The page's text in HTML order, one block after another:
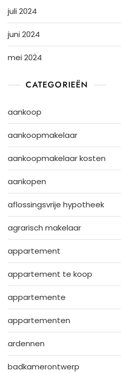
juli 2024
juni 2024
mei 2024
CATEGORIEËN
aankoop
aankoopmakelaar
aankoopmakelaar kosten
aankopen
aflossingsvrije hypotheek
agrarisch makelaar
appartement
appartement te koop
appartemente
appartementen
ardennen
badkamerontwerp